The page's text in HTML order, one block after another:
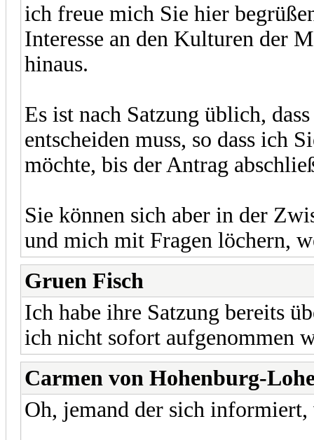
ich freue mich Sie hier
Interesse an den Kulturen der
hinaus.
Es ist nach Satzung üblich,
entscheiden muss, so dass ich
möchte, bis der Antrag
Sie können sich aber in der
und mich mit Fragen löchern,
Gruen Fisch
Ich habe ihre Satzung bereits
ich nicht sofort aufgenommen
Carmen von Hohenburg-
Oh, jemand der sich informiert,